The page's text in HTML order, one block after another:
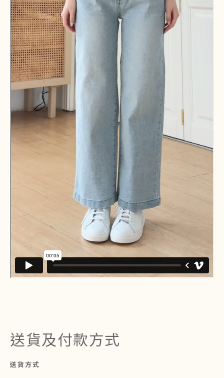
送貨及付款方式
送貨方式